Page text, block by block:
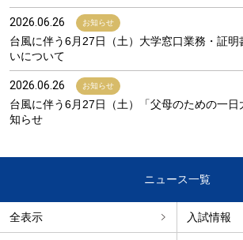
2026.06.26 お知らせ
台風に伴う6月27日（土）大学窓口業務・証明
いについて
2026.06.26 お知らせ
台風に伴う6月27日（土）「父母のための一日
知らせ
ニュース一覧
全表示 入試情報